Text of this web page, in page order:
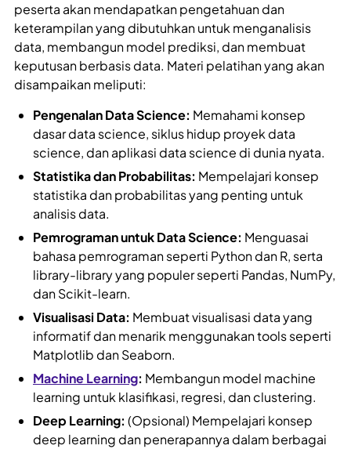
peserta akan mendapatkan pengetahuan dan
keterampilan yang dibutuhkan untuk menganalisis
data, membangun model prediksi, dan membuat
keputusan berbasis data. Materi pelatihan yang akan
disampaikan meliputi:
Pengenalan Data Science: Memahami konsep
dasar data science, siklus hidup proyek data
science, dan aplikasi data science di dunia nyata.
Statistika dan Probabilitas: Mempelajari konsep
statistika dan probabilitas yang penting untuk
analisis data.
Pemrograman untuk Data Science: Menguasai
bahasa pemrograman seperti Python dan R, serta
library-library yang populer seperti Pandas, NumPy,
dan Scikit-learn.
Visualisasi Data: Membuat visualisasi data yang
informatif dan menarik menggunakan tools seperti
Matplotlib dan Seaborn.
Machine Learning: Membangun model machine
learning untuk klasifikasi, regresi, dan clustering.
Deep Learning: (Opsional) Mempelajari konsep
deep learning dan penerapannya dalam berbagai